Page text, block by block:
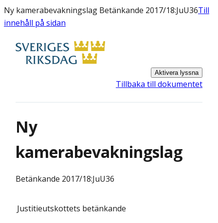
Ny kamerabevakningslag Betänkande 2017/18:JuU36Till
innehåll på sidan
Aktivera lyssna
Tillbaka till dokumentet
Ny
kamerabevakningslag
Betänkande 2017/18:JuU36
Justitieutskottets betänkande